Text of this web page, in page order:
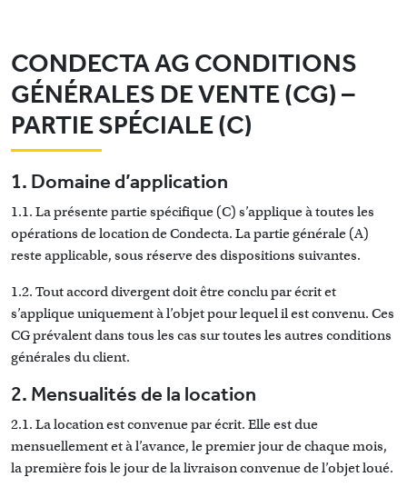
CONDECTA AG CONDITIONS
GÉNÉRALES DE VENTE (CG) –
PARTIE SPÉCIALE (C)
1. Domaine d’application
1.1. La présente partie spécifique (C) s’applique à toutes les
opérations de location de Condecta. La partie générale (A)
reste applicable, sous réserve des dispositions suivantes.
1.2. Tout accord divergent doit être conclu par écrit et
s’applique uniquement à l’objet pour lequel il est convenu. Ces
CG prévalent dans tous les cas sur toutes les autres conditions
générales du client.
2. Mensualités de la location
2.1. La location est convenue par écrit. Elle est due
mensuellement et à l’avance, le premier jour de chaque mois,
la première fois le jour de la livraison convenue de l’objet loué.